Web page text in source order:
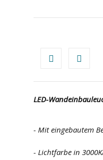
LED-
- Mit eingebautem
- Lichtfarbe in